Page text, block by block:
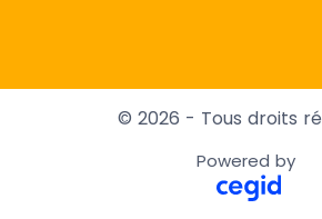
© 2026 - Tous droits
Powered by